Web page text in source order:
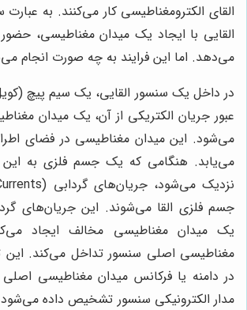
القای الکترومغناطیسی کار می‌کنند. به
القایی با ایجاد یک میدان مغناطیسی،
می‌دهد. اما این فرایند به چه صورت انجام
در داخل یک سنسور القایی، یک سیم پیچ
عبور جریان الکتریکی از آن، یک میدان
می‌شود. این میدان مغناطیسی در فضای
می‌یابد. هنگامی که یک جسم فلزی به این
جسم فلزی القا می‌شوند. این جریان‌های
یک میدان مغناطیسی مخالف ایجاد
مغناطیسی اصلی سنسور تداخل می‌کند. این
در دامنه یا فرکانس میدان مغناطیسی
مدار الکترونیکی سنسور تشخیص داده